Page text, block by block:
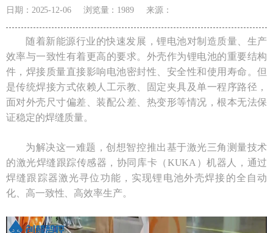
日期：2025-12-06 浏览量：1989 来源：
随着新能源行业的快速发展，锂电池对制造质量、生产
效率与一致性有着更高的要求。外壳作为锂电池的重要结构
件，焊接质量直接影响电池密封性、安全性和使用寿命。但
是传统焊接方式依赖人工示教、固定夹具及单一程序路径，
面对外壳尺寸偏差、装配公差、热变形等情况，根本无法保
证稳定的焊缝质量。
为解决这一难题，创想智控推出基于激光三角测量技术
的激光焊缝跟踪传感器，协同库卡（KUKA）机器人，通过
焊缝跟踪器激光寻位功能，实现锂电池外壳焊接的全自动
化、高一致性、高效率生产。